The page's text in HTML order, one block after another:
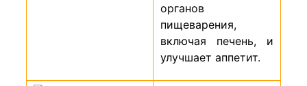
органов
пищеварения,
включая печень, и
улучшает аппетит.